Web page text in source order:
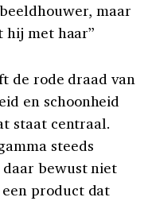
maar
hij met haar”
de rode draad van
en schoonheid
staat centraal.
steeds
daar bewust niet
product dat